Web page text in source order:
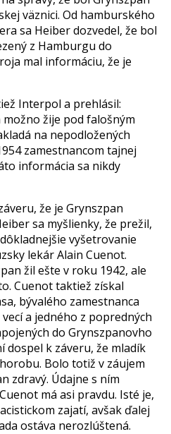
väznici. Od hamburského
sa Heiber dozvedel, že bol
z Hamburgu do
mal informáciu, že je
Interpol a prehlásil:
žije pod falošným
na nepodložených
zamestnancom tajnej
informácia sa nikdy
že je Grynszpan
sa myšlienky, že prežil,
vyšetrovanie
lekár Alain Cuenot.
žil ešte v roku 1942, ale
Cuenot taktiež získal
bývalého zamestnanca
a jedného z popredných
do Grynszpanovho
dospel k záveru, že mladík
Bolo totiž v záujem
zdravý. Údajne s ním
má asi pravdu. Isté je,
zajatí, avšak ďalej
ostáva nerozlúštená.